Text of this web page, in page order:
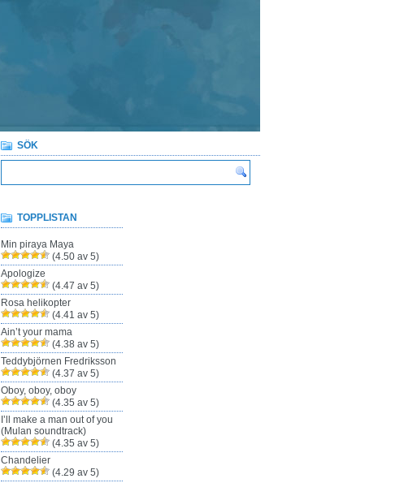
SÖK
TOPPLISTAN
Min piraya Maya
(4.50 av 5)
Apologize
(4.47 av 5)
Rosa helikopter
(4.41 av 5)
Ain’t your mama
(4.38 av 5)
Teddybjörnen Fredriksson
(4.37 av 5)
Oboy, oboy, oboy
(4.35 av 5)
I’ll make a man out of you
(Mulan soundtrack)
(4.35 av 5)
Chandelier
(4.29 av 5)